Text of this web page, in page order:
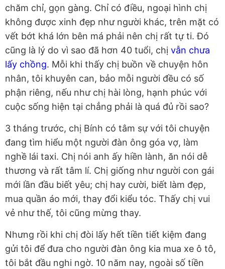
chăm chỉ, gọn gàng. Chỉ có điều, ngoại hình chị
không được xinh đẹp như người khác, trên mặt có
vết bớt khá lớn bên má phải nên chị rất tự ti. Đó
cũng là lý do vì sao đã hơn 40 tuổi, chị vẫn chưa
lấy chồng. Mỗi khi thấy chị buồn về chuyện hôn
nhân, tôi khuyên can, bảo mỗi người đều có số
phận riêng, nếu như chị hài lòng, hạnh phúc với
cuộc sống hiện tại chẳng phải là quá đủ rồi sao?
3 tháng trước, chị Bính có tâm sự với tôi chuyện
đang tìm hiểu một người đàn ông góa vợ, làm
nghề lái taxi. Chị nói anh ấy hiền lành, ăn nói dễ
thương và rất tâm lí. Chị giống như người con gái
mới lần đầu biết yêu; chị hay cười, biết làm đẹp,
mua quần áo mới, thay đổi kiểu tóc. Thấy chị vui
vẻ như thế, tôi cũng mừng thay.
Nhưng rồi khi chị đòi lấy hết tiền tiết kiệm đang
gửi tôi để đưa cho người đàn ông kia mua xe ô tô,
tôi bắt đầu nghi ngờ. 10 năm nay, ngoài số tiền